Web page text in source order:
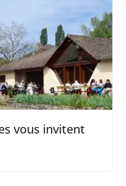
vous invitent